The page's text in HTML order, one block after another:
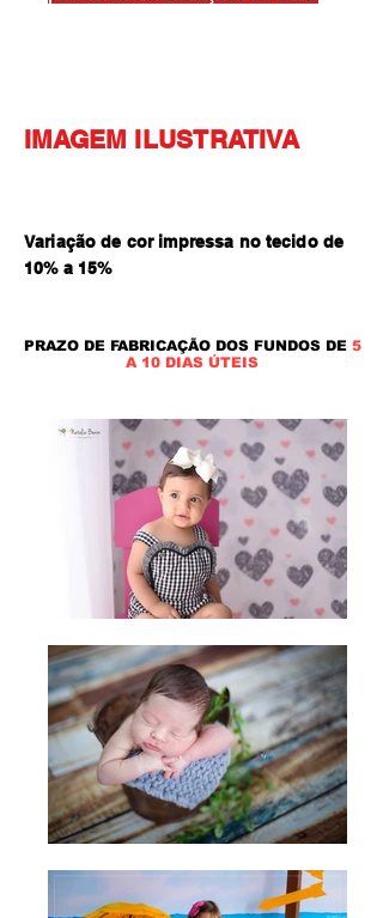
IMAGEM ILUSTRATIVA
Variação de cor impressa no tecido de
10% a 15%
PRAZO DE FABRICAÇÃO DOS FUNDOS DE 5
A 10 DIAS ÚTEIS